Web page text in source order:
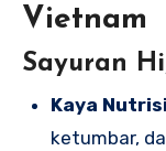
Vietnam
Sayuran
Kaya
ketumbar,